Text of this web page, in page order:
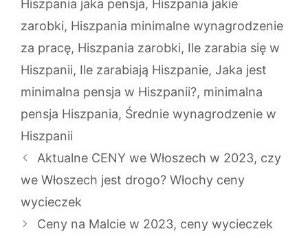
Hiszpania jaka pensja, Hiszpania jakie
zarobki, Hiszpania minimalne wynagrodzenie
za pracę, Hiszpania zarobki, Ile zarabia się w
Hiszpanii, Ile zarabiają Hiszpanie, Jaka jest
minimalna pensja w Hiszpanii?, minimalna
pensja Hiszpania, Średnie wynagrodzenie w
Hiszpanii
Aktualne CENY we Włoszech w 2023, czy
we Włoszech jest drogo? Włochy ceny
wycieczek
Ceny na Malcie w 2023, ceny wycieczek